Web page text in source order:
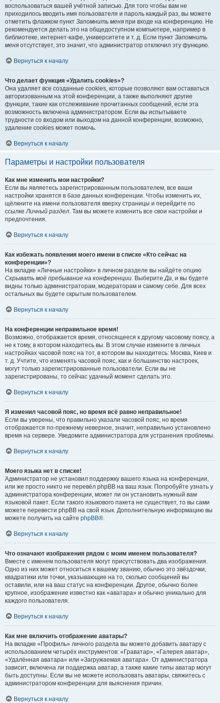
воспользоваться вашей учётной записью. Для того чтобы вам не
приходилось вводить имя пользователя и пароль каждый раз, вы можете
отметить флажком пункт Запомнить меня при входе на конференцию. Не
рекомендуется делать это на общедоступном компьютере, например в
библиотеке, интернет-кафе, университете и т. д. Если пункт Запомнить
меня отсутствует, это значит, что администратор отключил эту функцию.
Вернуться к началу
Что делает функция «Удалить cookies»?
Она удаляет все созданные cookies, которые позволяют вам оставаться
авторизованным на этой конференции, а также выполняют другие
функции, такие как отслеживание прочитанных сообщений, если эта
возможность включена администратором. Если вы испытываете
трудности со входом или выходом на данной конференции, возможно,
удаление cookies может помочь.
Вернуться к началу
Параметры и настройки пользователя
Как мне изменить мои настройки?
Если вы являетесь зарегистрированным пользователем, все ваши
настройки хранятся в базе данных конференции. Чтобы изменить их,
щёлкните на имени пользователя вверху страницы и перейдите по
ссылкеЛичный раздел. Там вы можете изменить все свои настройки и
предпочтения.
Вернуться к началу
Как избежать появления моего имени в списке «Кто сейчас на
конференции»?
На вкладке «Личные настройки» в личном разделе вы найдёте опцию
Скрывать моё пребывание на конференции. ВыберитеДа, и вы будете
видны только администраторам, модераторам и самому себе. Для всех
остальных вы будете скрытым пользователем.
Вернуться к началу
На конференции неправильное время!
Возможно, отображается время, относящееся к другому часовому поясу, а
не к тому, в котором находитесь вы. В этом случае измените в личных
настройках часовой пояс на тот, в котором вы находитесь: Москва, Киев и
т. д. Учтите, что изменять часовой пояс, как и большинство настроек,
могут только зарегистрированные пользователи. Если вы не
зарегистрированы, то сейчас удачный момент сделать это.
Вернуться к началу
Я изменил часовой пояс, но время всё равно неправильное!
Если вы уверены, что правильно указали часовой пояс, но время
отображается по-прежнему неверное, значит, неправильно установлено
время на сервере. Уведомите администратора для устранения проблемы.
Вернуться к началу
Моего языка нет в списке!
Администратор не установил поддержку вашего языка на конференции,
или же просто никто не перевёл phpBB на ваш язык. Попробуйте узнать у
администратора конференции, может ли он установить нужный вам
языковой пакет. Если такого языкового пакета не существует, то вы сами
можете перевести phpBB на свой язык. Дополнительную информацию вы
можете получить на сайте phpBB®.
Вернуться к началу
Что означают изображения рядом с моим именем пользователя?
Вместе с именем пользователя могут присутствовать два изображения.
Одно из них может относиться к вашему званию, обычно это звёздочки,
квадратики или точки, указывающие на то, сколько сообщений вы
оставили, или на ваш статус на конференции. Другое, обычно более
крупное, изображение известно как «аватара» и обычно уникально для
каждого пользователя.
Вернуться к началу
Как мне включить отображение аватары?
На вкладке «Профиль» личного раздела вы можете добавить аватару с
использованием четырёх инструментов: «Граватар», «Галерея аватар»,
«Удалённая аватара» или «Загружаемая аватара». От администратора
зависит, включена ли поддержка аватар, а также какие типы аватар могут
быть доступны. Если вы не можете использовать аватары, свяжитесь с
администратором конференции для выяснения причин.
Вернуться к началу